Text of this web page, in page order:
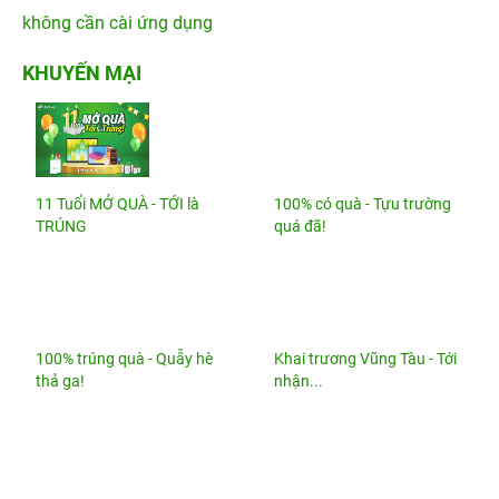
không cần cài ứng dụng
KHUYẾN MẠI
11 Tuổi MỞ QUÀ - TỚI là
TRÚNG
100% có quà - Tựu trường
quá đã!
100% trúng quà - Quẫy hè
thả ga!
Khai trương Vũng Tàu - Tới
nhận...